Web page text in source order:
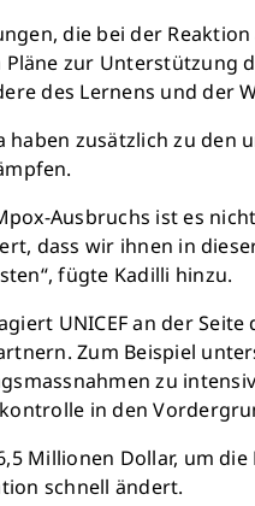
die bei der
zur Unterstützung
des Lernens und der
haben zusätzlich zu
Ausbruchs ist es
dass wir ihnen in
fügte Kadilli hinzu.
UNICEF an der
Zum Beispiel
zu
in den
Millionen Dollar, um
schnell ändert.